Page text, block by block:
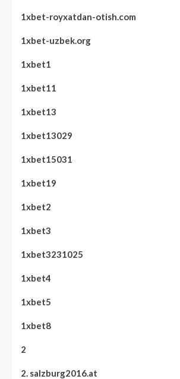
1xbet-royxatdan-otish.com
1xbet-uzbek.org
1xbet1
1xbet11
1xbet13
1xbet13029
1xbet15031
1xbet19
1xbet2
1xbet3
1xbet3231025
1xbet4
1xbet5
1xbet8
2
2. salzburg2016.at